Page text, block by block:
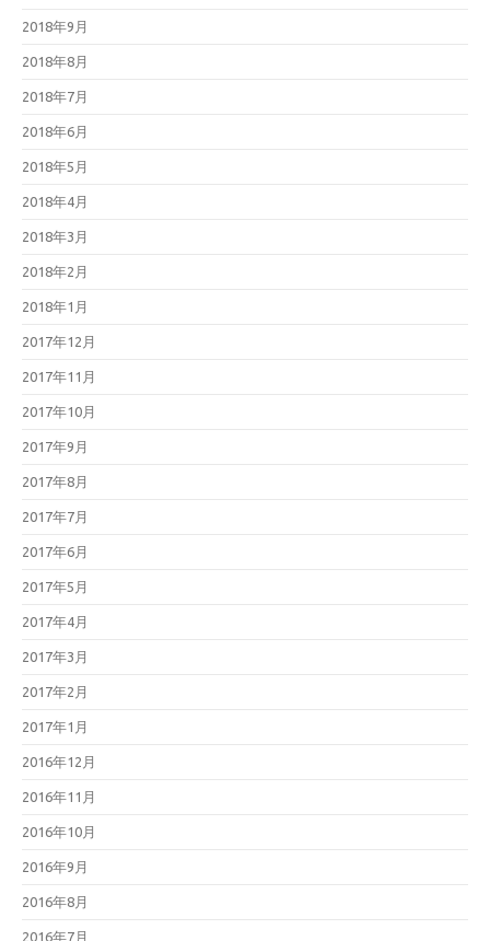
2018年9月
2018年8月
2018年7月
2018年6月
2018年5月
2018年4月
2018年3月
2018年2月
2018年1月
2017年12月
2017年11月
2017年10月
2017年9月
2017年8月
2017年7月
2017年6月
2017年5月
2017年4月
2017年3月
2017年2月
2017年1月
2016年12月
2016年11月
2016年10月
2016年9月
2016年8月
2016年7月